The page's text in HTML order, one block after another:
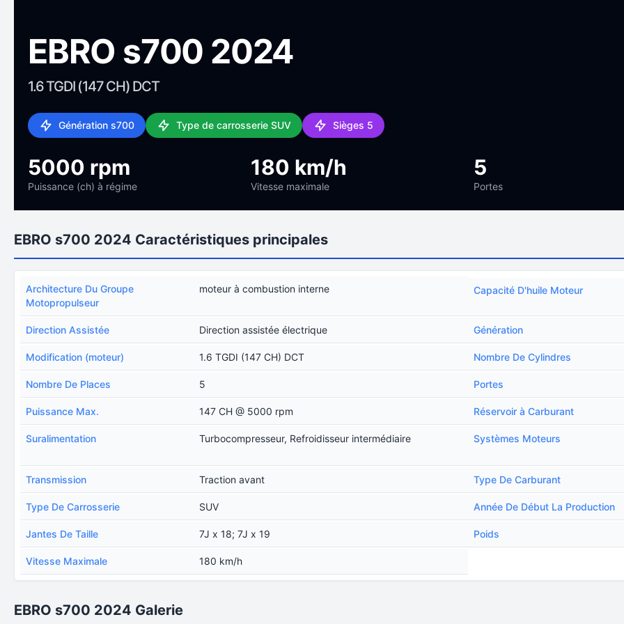
EBRO s700 2024
1.6 TGDI (147 CH) DCT
Génération s700 Type de carrosserie SUV Sièges 5
5000 rpm
Puissance (ch) à régime
180 km/h
Vitesse maximale
5
Portes
EBRO s700 2024 Caractéristiques principales
Architecture Du Groupe
Motopropulseur
moteur à combustion interne Capacité D'huile Moteur
Direction Assistée Direction assistée électrique Génération
Modification (moteur) 1.6 TGDI (147 CH) DCT Nombre De Cylindres
Nombre De Places 5 Portes
Puissance Max. 147 CH @ 5000 rpm Réservoir à Carburant
Suralimentation Turbocompresseur, Refroidisseur intermédiaire Systèmes Moteurs
Transmission Traction avant Type De Carburant
Type De Carrosserie SUV Année De Début La Production
Jantes De Taille 7J x 18; 7J x 19 Poids
Vitesse Maximale 180 km/h
EBRO s700 2024 Galerie